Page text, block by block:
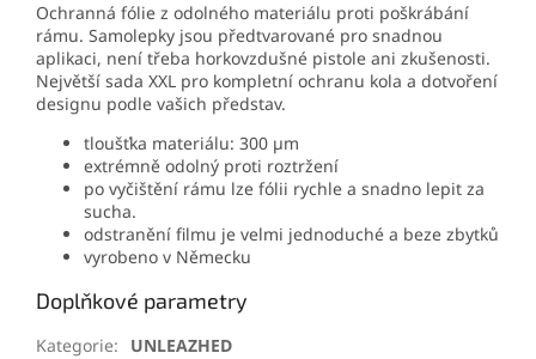
Ochranná fólie z odolného materiálu proti poškrábání
rámu. Samolepky jsou předtvarované pro snadnou
aplikaci, není třeba horkovzdušné pistole ani zkušenosti.
Největší sada XXL pro kompletní ochranu kola a dotvoření
designu podle vašich představ.
tloušťka materiálu: 300 µm
extrémně odolný proti roztržení
po vyčištění rámu lze fólii rychle a snadno lepit za
sucha.
odstranění filmu je velmi jednoduché a beze zbytků
vyrobeno v Německu
Doplňkové parametry
Kategorie:
UNLEAZHED